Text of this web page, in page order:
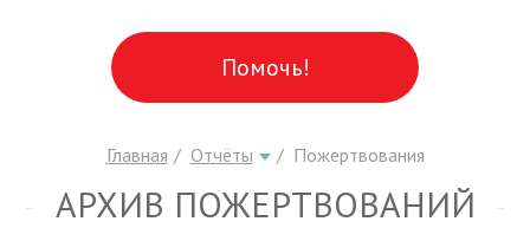
Помочь!
Главная Отчёты Пожертвования
АРХИВ ПОЖЕРТВОВАНИЙ